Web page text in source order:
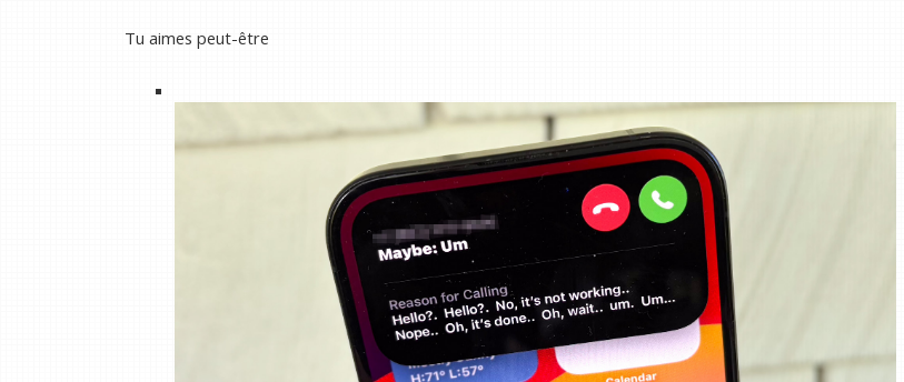
Tu aimes peut-être